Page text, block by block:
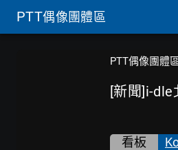
PTT偶像團體區
PTT偶像團體
[新聞]i-dle
看板